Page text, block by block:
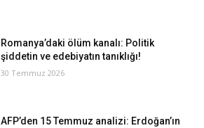
Romanya’daki ölüm kanalı: Politik
şiddetin ve edebiyatın tanıklığı!
30 Temmuz 2026
AFP’den 15 Temmuz analizi: Erdoğan’ın